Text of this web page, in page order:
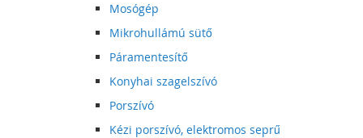
Mosógép
Mikrohullámú sütő
Páramentesítő
Konyhai szagelszívó
Porszívó
Kézi porszívó, elektromos seprű